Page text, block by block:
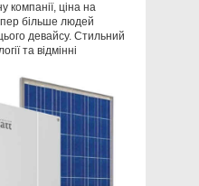
компанії, ціна на
більше людей
девайсу. Стильний
та відмінні